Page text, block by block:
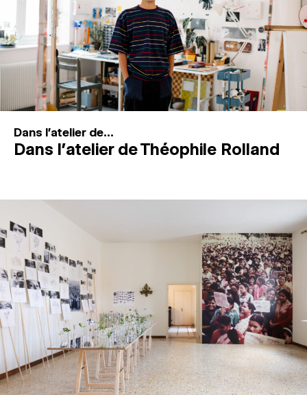
ESPACES DE PRATIQUE ARTISTIQUE ↓
Recherche
Connexion
Dans l'atelier de...
Dans l’atelier de Théophile Rolland